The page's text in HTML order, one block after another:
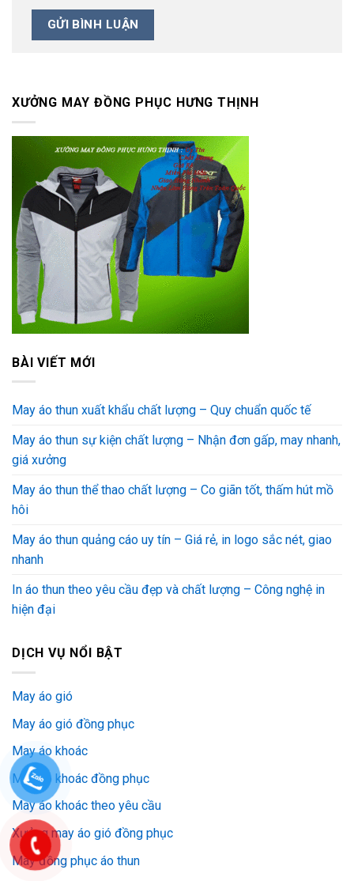
XƯỞNG MAY ĐỒNG PHỤC HƯNG THỊNH
BÀI VIẾT MỚI
May áo thun xuất khẩu chất lượng – Quy chuẩn quốc tế
May áo thun sự kiện chất lượng – Nhận đơn gấp, may nhanh,
giá xưởng
May áo thun thể thao chất lượng – Co giãn tốt, thấm hút mồ
hôi
May áo thun quảng cáo uy tín – Giá rẻ, in logo sắc nét, giao
nhanh
In áo thun theo yêu cầu đẹp và chất lượng – Công nghệ in
hiện đại
DỊCH VỤ NỔI BẬT
May áo gió
May áo gió đồng phục
May áo khoác
May áo khoác đồng phục
May áo khoác theo yêu cầu
Xưởng may áo gió đồng phục
May đồng phục áo thun